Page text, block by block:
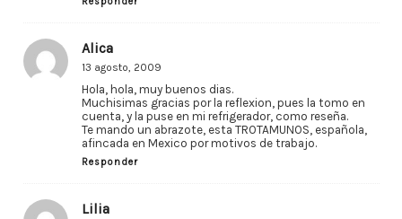
Alica
13 agosto, 2009
Hola, hola, muy buenos dias.
Muchisimas gracias por la reflexion, pues la tomo en
cuenta, y la puse en mi refrigerador, como reseña.
Te mando un abrazote, esta TROTAMUNOS, española,
afincada en Mexico por motivos de trabajo.
Responder
Lilia